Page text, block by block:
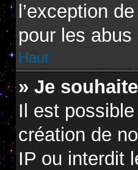
l’exception
pour les
Haut
» Je
Il est
création de
IP ou interdit